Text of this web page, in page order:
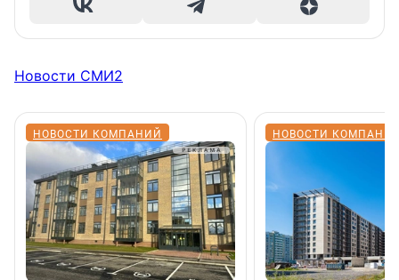
Новости СМИ2
НОВОСТИ КОМПАНИЙ НОВОСТИ